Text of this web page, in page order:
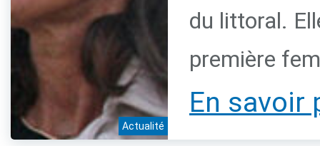
Actualité
du littoral.
première
En savoir